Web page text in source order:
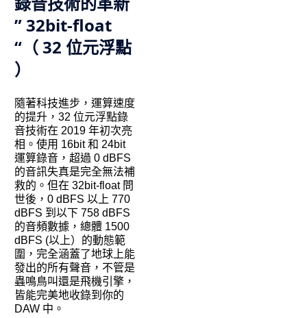
” 32bit-float
“（ 32 位元浮點
）
隨著科技進步，運算速度
的提升，32 位元浮點錄
音技術在 2019 年初次亮
相。使用 16bit 和 24bit
運算錄音，超過 0 dBFS
的音訊失真是完全無法補
救的。但在 32bit-float 問
世後，0 dBFS 以上 770
dBFS 到以下 758 dBFS
的音頻數據，總體 1500
dBFS (以上）的動態範
圍，完全涵蓋了地球上能
發出的所有聲音，不管是
蟲鳴鳥叫還是飛機引擎，
皆能完美地收錄到你的
DAW 中。